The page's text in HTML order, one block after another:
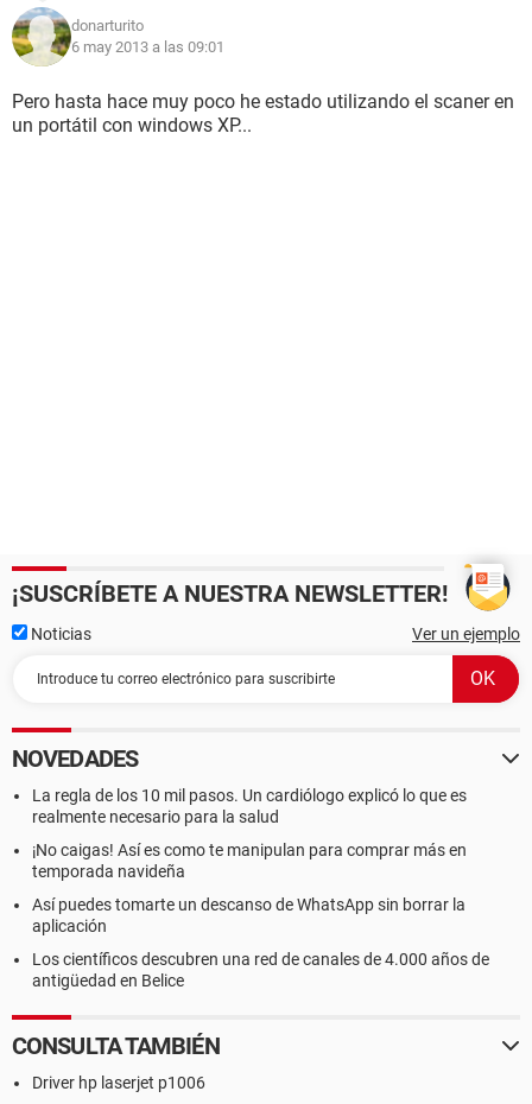
donarturito
6 may 2013 a las 09:01
Pero hasta hace muy poco he estado utilizando el scaner en
un portátil con windows XP...
¡SUSCRÍBETE A NUESTRA NEWSLETTER!
Noticias Ver un ejemplo
NOVEDADES
La regla de los 10 mil pasos. Un cardiólogo explicó lo que es
realmente necesario para la salud
¡No caigas! Así es como te manipulan para comprar más en
temporada navideña
Así puedes tomarte un descanso de WhatsApp sin borrar la
aplicación
Los científicos descubren una red de canales de 4.000 años de
antigüedad en Belice
CONSULTA TAMBIÉN
Driver hp laserjet p1006